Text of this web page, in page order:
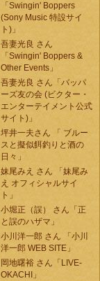
「Swingin' Boppers
(Sony Music 特設サイ
ト)」
吾妻光良 さん
「Swingin' Boppers &
Other Events」
吾妻光良 さん「バッパ
ーズ友の会 (ビクター・
エンターテイメント公式
サイト)」
坪井一夫さん 「 ブルー
スと擬似餌釣りと酒の
日々」
妹尾みえ さん 「妹尾み
え オフィシャルサイ
ト」
小堀正（誤） さん「正
と誤のハザマ」
小川洋一郎 さん 「小川
洋一郎 WEB SITE」
岡地曙裕 さん「LIVE-
OKACHI」